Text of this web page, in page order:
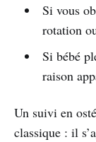
Si vous
rotation
Si bébé
raison
Un suivi en
classique : il